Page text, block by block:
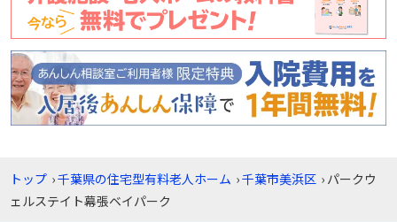
トップ ›千葉県の住宅型有料老人ホーム ›千葉市美浜区 › パークウ
ェルステイト幕張ベイパーク